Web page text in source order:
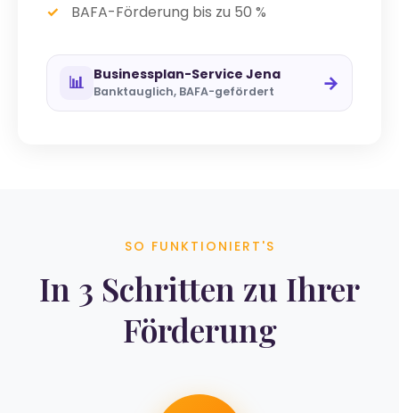
BAFA-Förderung bis zu 50 %
📊 Businessplan-Service Jena
Banktauglich, BAFA-gefördert →
SO FUNKTIONIERT'S
In 3 Schritten zu Ihrer
Förderung